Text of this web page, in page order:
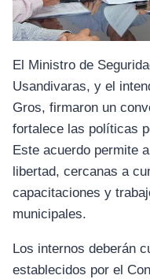
El Ministro de
Usandivaras, y el
Gros, firmaron un
fortalece las políticas
Este acuerdo permite
libertad, cercanas a
capacitaciones y
municipales.
Los internos deberán
establecidos por el